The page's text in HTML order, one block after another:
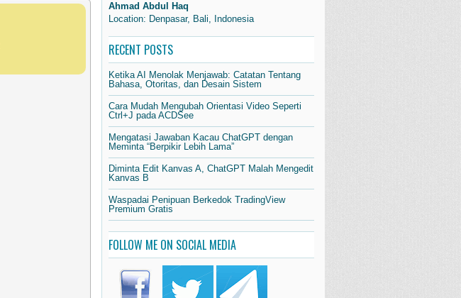
Ahmad Abdul Haq
Location: Denpasar, Bali, Indonesia
RECENT POSTS
Ketika AI Menolak Menjawab: Catatan Tentang
Bahasa, Otoritas, dan Desain Sistem
Cara Mudah Mengubah Orientasi Video Seperti
Ctrl+J pada ACDSee
Mengatasi Jawaban Kacau ChatGPT dengan
Meminta “Berpikir Lebih Lama”
Diminta Edit Kanvas A, ChatGPT Malah Mengedit
Kanvas B
Waspadai Penipuan Berkedok TradingView
Premium Gratis
FOLLOW ME ON SOCIAL MEDIA